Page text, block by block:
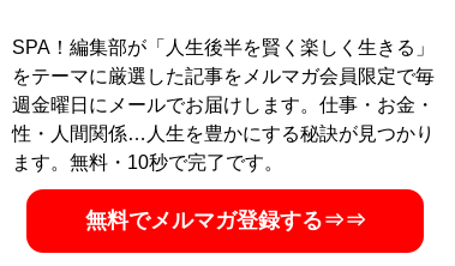
SPA！編集部が「人生後半を賢く楽しく生きる」
をテーマに厳選した記事をメルマガ会員限定で毎
週金曜日にメールでお届けします。仕事・お金・
性・人間関係…人生を豊かにする秘訣が見つかり
ます。無料・10秒で完了です。
無料でメルマガ登録する⇒⇒